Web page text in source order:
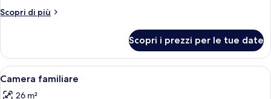
Scopri di più
Altri
Deluxe
Scopri i prezzi per le tue date
Apri
tutte
Una camera d'albergo con due letti,
4
Camera familiare
26 m²